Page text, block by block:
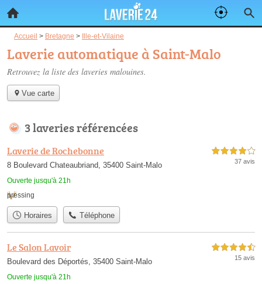
Accueil > Bretagne > Ille-et-Vilaine
Laverie automatique à Saint-Malo
Retrouvez la liste des laveries malouines.
Vue carte
3 laveries référencées
Laverie de Rochebonne
8 Boulevard Chateaubriand, 35400 Saint-Malo
Ouverte jusqu'à 21h
4,0 étoiles sur 5
37 avis
pressing
Horaires Téléphone
Le Salon Lavoir
Boulevard des Déportés, 35400 Saint-Malo
Ouverte jusqu'à 21h
4,5 étoiles sur 5
15 avis